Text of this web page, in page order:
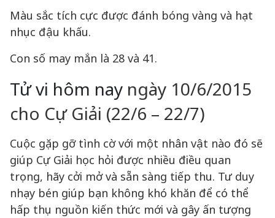
Màu sắc tích cực được đánh bóng vàng và hạt
nhục đậu khấu.
Con số may mắn là 28 và 41.
Tử vi hôm nay ngày 10/6/2015
cho Cự Giải (22/6 – 22/7)
Cuộc gặp gỡ tình cờ với một nhân vật nào đó sẽ
giúp Cự Giải học hỏi được nhiều điều quan
trọng, hãy cởi mở và sẵn sàng tiếp thu. Tư duy
nhạy bén giúp bạn không khó khăn để có thể
hấp thụ nguồn kiến thức mới và gây ấn tượng